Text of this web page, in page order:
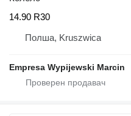
14.90 R30
Полша, Kruszwica
Empresa Wypijewski Marcin